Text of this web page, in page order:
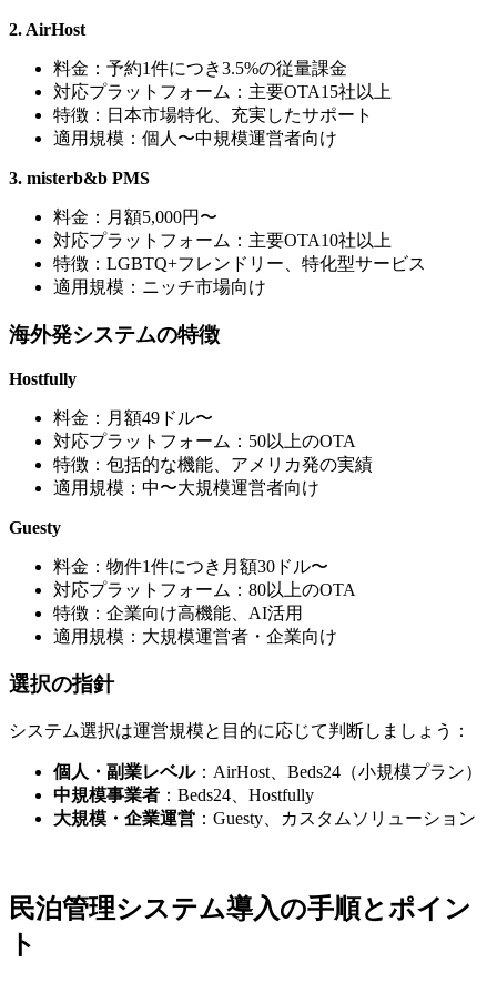
2. AirHost
料金：予約1件につき3.5%の従量課金
対応プラットフォーム：主要OTA15社以上
特徴：日本市場特化、充実したサポート
適用規模：個人〜中規模運営者向け
3. misterb&b PMS
料金：月額5,000円〜
対応プラットフォーム：主要OTA10社以上
特徴：LGBTQ+フレンドリー、特化型サービス
適用規模：ニッチ市場向け
海外発システムの特徴
Hostfully
料金：月額49ドル〜
対応プラットフォーム：50以上のOTA
特徴：包括的な機能、アメリカ発の実績
適用規模：中〜大規模運営者向け
Guesty
料金：物件1件につき月額30ドル〜
対応プラットフォーム：80以上のOTA
特徴：企業向け高機能、AI活用
適用規模：大規模運営者・企業向け
選択の指針
システム選択は運営規模と目的に応じて判断しましょう：
個人・副業レベル：AirHost、Beds24（小規模プラン）
中規模事業者 ：Beds24、Hostfully
大規模・企業運営 ：Guesty、カスタムソリューション
民泊管理システム導入の手順とポイン
ト